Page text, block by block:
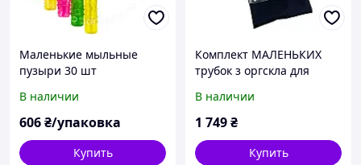
Маленькие мыльные
пузыри 30 шт
В наличии
606₴/упаковка
Купить
Комплект МАЛЕНЬКИХ
трубок з оргскла для
Набори для мильних
бульбашок
В наличии
1 749₴
Купить